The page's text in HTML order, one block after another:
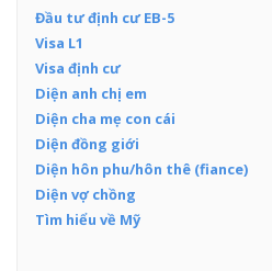
Đầu tư định cư EB-5
Visa L1
Visa định cư
Diện anh chị em
Diện cha mẹ con cái
Diện đồng giới
Diện hôn phu/hôn thê (fiance)
Diện vợ chồng
Tìm hiểu về Mỹ